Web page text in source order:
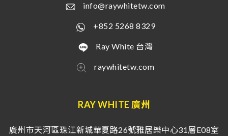
info@raywhitetw.com
+852 5268 8329
Ray White 台灣
raywhitetw.com
RAY WHITE 廣州
廣州市天河區珠江新城華夏路26號雅居樂中心31層E08室